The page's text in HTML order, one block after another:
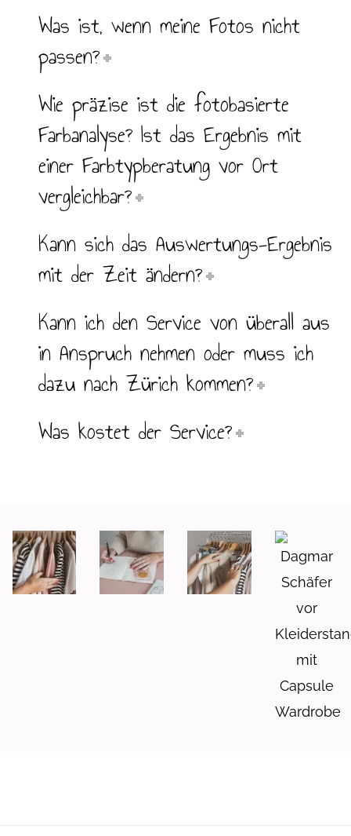
Was ist, wenn meine Fotos nicht
passen?
Wie präzise ist die fotobasierte
Farbanalyse? Ist das Ergebnis mit
einer Farbtypberatung vor Ort
vergleichbar?
Kann sich das Auswertungs-Ergebnis
mit der Zeit ändern?
Kann ich den Service von überall aus
in Anspruch nehmen oder muss ich
dazu nach Zürich kommen?
Was kostet der Service?